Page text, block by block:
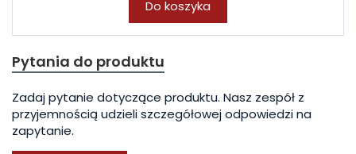
Do koszyka
Pytania do produktu
Zadaj pytanie dotyczące produktu. Nasz zespół z
przyjemnością udzieli szczegółowej odpowiedzi na
zapytanie.